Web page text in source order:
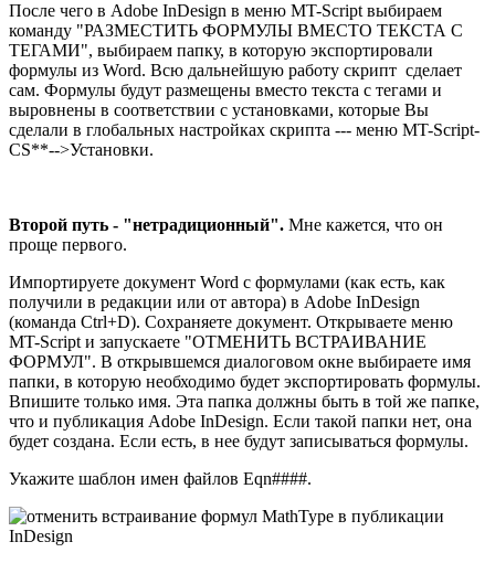
После чего в Adobe InDesign в меню MT-Script выбираем
команду "РАЗМЕСТИТЬ ФОРМУЛЫ ВМЕСТО ТЕКСТА С
ТЕГАМИ", выбираем папку, в которую экспортировали
формулы из Word. Всю дальнейшую работу скрипт сделает
сам. Формулы будут размещены вместо текста с тегами и
выровнены в соответствии с установками, которые Вы
сделали в глобальных настройках скрипта --- меню MT-Script-
CS**-->Установки.
Второй путь - "нетрадиционный". Мне кажется, что он
проще первого.
Импортируете документ Word с формулами (как есть, как
получили в редакции или от автора) в Adobe InDesign
(команда Ctrl+D). Сохраняете документ. Открываете меню
MT-Script и запускаете "ОТМЕНИТЬ ВСТРАИВАНИЕ
ФОРМУЛ". В открывшемся диалоговом окне выбираете имя
папки, в которую необходимо будет экспортировать формулы.
Впишите только имя. Эта папка должны быть в той же папке,
что и публикация Adobe InDesign. Если такой папки нет, она
будет создана. Если есть, в нее будут записываться формулы.
Укажите шаблон имен файлов Eqn####.